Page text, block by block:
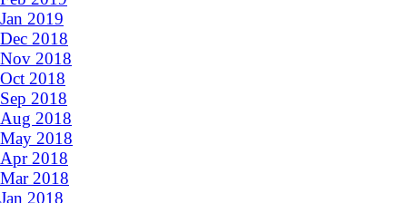
Jan 2019
Dec 2018
Nov 2018
Oct 2018
Sep 2018
Aug 2018
May 2018
Apr 2018
Mar 2018
Jan 2018